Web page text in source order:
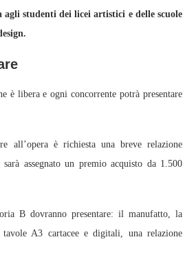
studenti dei licei artistici e delle scuole
è libera e ogni concorrente potrà presentare
all’opera è richiesta una breve relazione
assegnato un premio acquisto da 1.500
B dovranno presentare: il manufatto, la
A3 cartacee e digitali, una relazione